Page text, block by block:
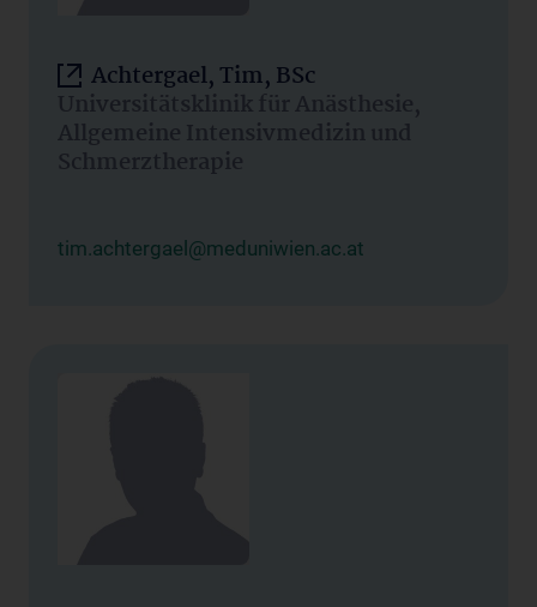
Achtergael, Tim, BSc
Universitätsklinik für Anästhesie,
Allgemeine Intensivmedizin und
Schmerztherapie
tim.achtergael@meduniwien.ac.at